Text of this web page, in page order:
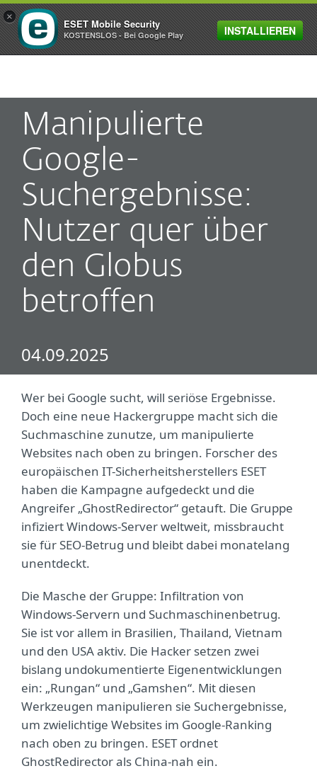
MENU
Manipulierte
Google-
Suchergebnisse:
Nutzer quer über
den Globus
betroffen
04.09.2025
Wer bei Google sucht, will seriöse Ergebnisse.
Doch eine neue Hackergruppe macht sich die
Suchmaschine zunutze, um manipulierte
Websites nach oben zu bringen. Forscher des
europäischen IT-Sicherheitsherstellers ESET
haben die Kampagne aufgedeckt und die
Angreifer „GhostRedirector“ getauft. Die Gruppe
infiziert Windows-Server weltweit, missbraucht
sie für SEO-Betrug und bleibt dabei monatelang
unentdeckt.
Die Masche der Gruppe: Infiltration von
Windows-Servern und Suchmaschinenbetrug.
Sie ist vor allem in Brasilien, Thailand, Vietnam
und den USA aktiv. Die Hacker setzen zwei
bislang undokumentierte Eigenentwicklungen
ein: „Rungan“ und „Gamshen“. Mit diesen
Werkzeugen manipulieren sie Suchergebnisse,
um zwielichtige Websites im Google-Ranking
nach oben zu bringen. ESET ordnet
GhostRedirector als China-nah ein.
×
ESET Mobile Security
KOSTENSLOS - Bei Google Play INSTALLIEREN